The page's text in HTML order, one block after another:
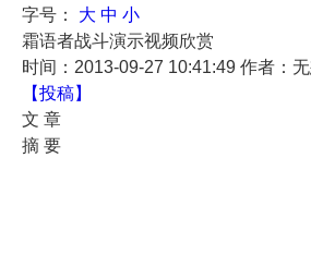
字号： 大 中 小
霜语者战斗演示视频欣赏
时间：2013-09-27 10:41:49 作者：
【投稿】
文 章
摘 要